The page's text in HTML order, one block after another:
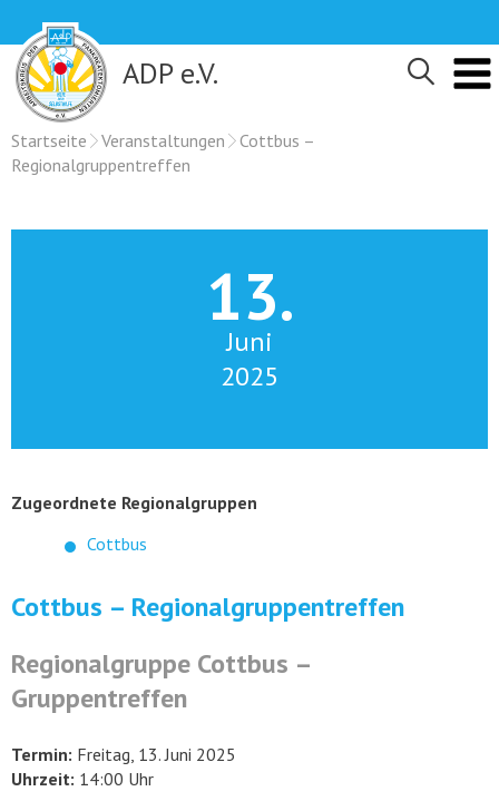
content
ADP e.V.
Startseite Veranstaltungen
Cottbus –
Regionalgruppentreffen
13.
Juni
2025
Zugeordnete Regionalgruppen
Cottbus
Cottbus – Regionalgruppentreffen
Regionalgruppe Cottbus –
Gruppentreffen
Termin: Freitag, 13. Juni 2025
Uhrzeit: 14:00 Uhr